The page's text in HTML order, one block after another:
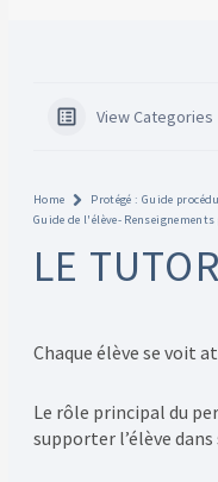
View Categories
Home
Protégé : Guide
Guide de l'élève-
LE
Chaque élève se voit
Le rôle principal du
supporter l’élève